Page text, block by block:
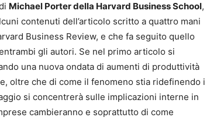
Michael Porter della Harvard Business School,
contenuti dell’articolo scritto a quattro mani
Business Review, e che fa seguito quello
gli autori. Se nel primo articolo si
una nuova ondata di aumenti di produttività
oltre che di come il fenomeno stia ridefinendo i
si concentrerà sulle implicazioni interne in
cambieranno e soprattutto di come